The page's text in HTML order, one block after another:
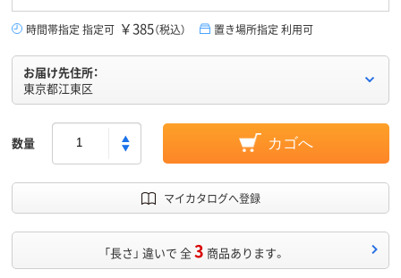
時間帯指定 指定可 ￥385（税込） 置き場所指定 利用可
お届け先住所：
東京都江東区
数量 カゴへ
マイカタログへ登録
「長さ」 違いで 全3 商品あります。